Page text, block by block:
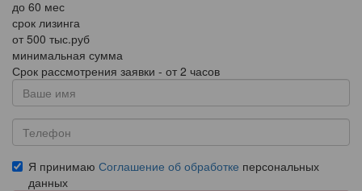
до 60 мес
срок лизинга
от 500 тыс.руб
минимальная сумма
Срок рассмотрения заявки - от 2 часов
Я принимаю Соглашение об обработке персональных
данных